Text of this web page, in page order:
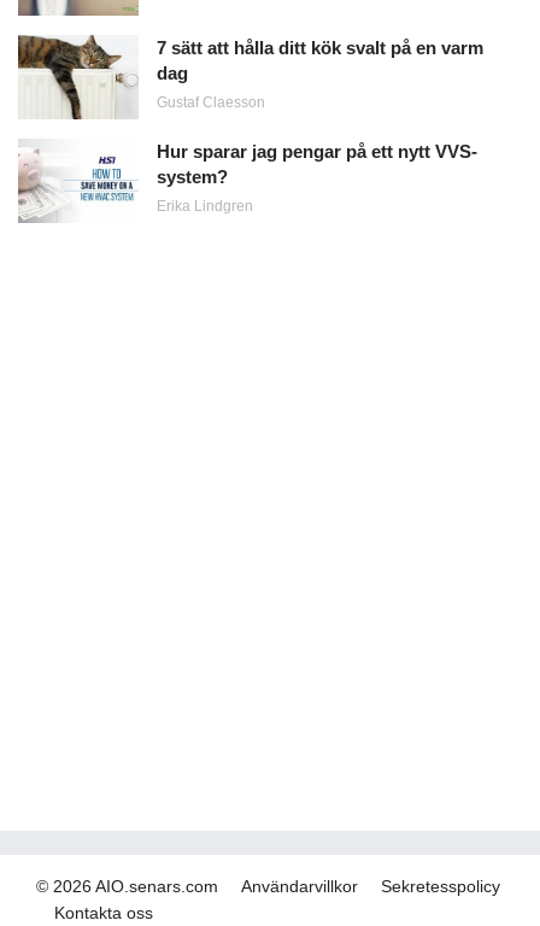
7 sätt att hålla ditt kök svalt på en varm
dag
Gustaf Claesson
Hur sparar jag pengar på ett nytt VVS-
system?
Erika Lindgren
© 2026 AIO.senars.com Användarvillkor
Sekretesspolicy
Kontakta oss